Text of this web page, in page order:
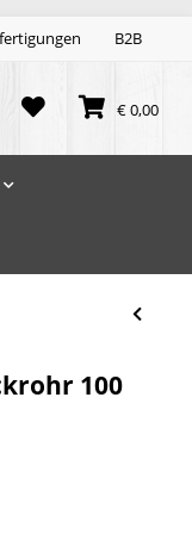
B2B
€ 0,00
100